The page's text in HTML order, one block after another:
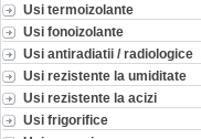
Usi termoizolante
Usi fonoizolante
Usi antiradiatii / radiologice
Usi rezistente la umiditate
Usi rezistente la acizi
Usi frigorifice